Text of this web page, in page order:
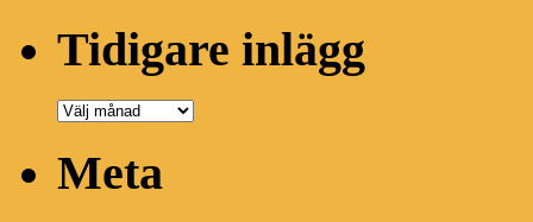
Tidigare inlägg
Tidigare
Meta